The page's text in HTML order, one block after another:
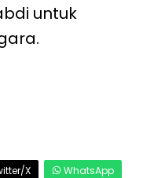
untuk
X
WhatsApp